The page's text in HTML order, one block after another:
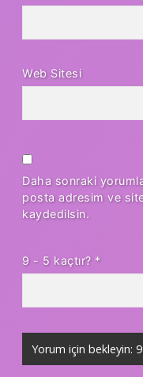
Web Sitesi
Daha sonraki
posta adresim ve
kaydedilsin.
9 - 5 kaçtır? *